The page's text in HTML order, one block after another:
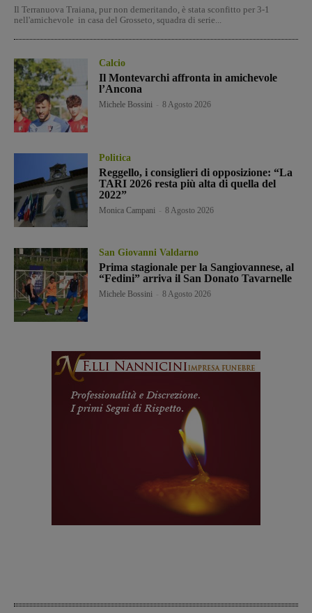
Il Terranuova Traiana, pur non demeritando, è stata sconfitto per 3-1
nell'amichevole in casa del Grosseto, squadra di serie...
Calcio
Il Montevarchi affronta in amichevole
l’Ancona
Michele Bossini 8 Agosto 2026
Politica
Reggello, i consiglieri di opposizione: “La
TARI 2026 resta più alta di quella del
2022”
Monica Campani 8 Agosto 2026
San Giovanni Valdarno
Prima stagionale per la Sangiovannese, al
“Fedini” arriva il San Donato Tavarnelle
Michele Bossini 8 Agosto 2026